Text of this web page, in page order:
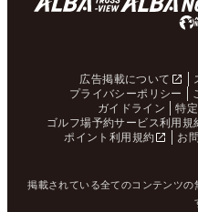
広告掲載について
プライバシーポリシー
ガイドライン
特
ゴルフ場予約サービス利用規
ポイント利用規約
お
掲載されている全てのコンテンツ